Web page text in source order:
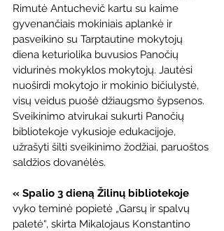
Rimutė Antuchevič kartu su kaime
gyvenančiais mokiniais aplankė ir
pasveikino su Tarptautine mokytojų
diena keturiolika buvusios Panočių
vidurinės mokyklos mokytojų. Jautėsi
nuoširdi mokytojo ir mokinio bičiulystė,
visų veidus puošė džiaugsmo šypsenos.
Sveikinimo atvirukai sukurti Panočių
bibliotekoje vykusioje edukacijoje,
užrašyti šilti sveikinimo žodžiai, paruoštos
saldžios dovanėlės.
« Spalio 3 dieną Žilinų bibliotekoje
vyko teminė popietė „Garsų ir spalvų
paletė“, skirta Mikalojaus Konstantino